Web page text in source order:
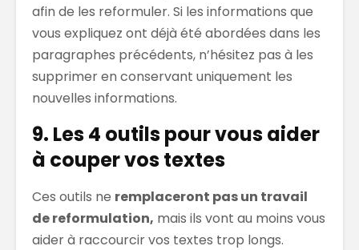
afin de les reformuler. Si les informations que
vous expliquez ont déjà été abordées dans les
paragraphes précédents, n’hésitez pas à les
supprimer en conservant uniquement les
nouvelles informations.
9. Les 4 outils pour vous aider
à couper vos textes
Ces outils ne remplaceront pas un travail
de reformulation, mais ils vont au moins vous
aider à raccourcir vos textes trop longs.